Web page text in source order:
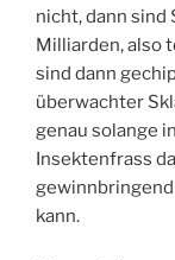
nicht, dann sind
Milliarden, also
sind dann
überwachter
genau solange
Insektenfrass
kann.